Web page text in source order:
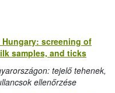
screening of
samples, and ticks
tejelő tehenek,
ellenőrzése